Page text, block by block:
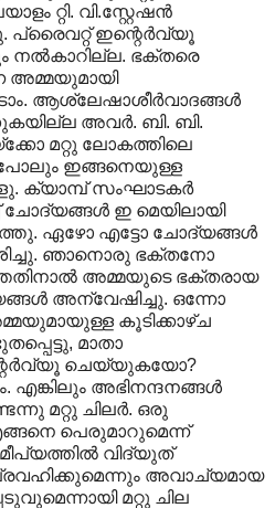
റ്റി. വി.സ്റ്റേഷന്‍
ഇന്റെര്‍വ്യൂ
നല്‍കാറില്ല. ഭക്തരെ
അമ്മയുമായി
ആശ്ലേഷാശീര്‍വാദങ്ങള്‍
അവര്‍. ബി. ബി.
മറ്റു ലോകത്തിലെ
പോലും ഇങ്ങനെയുള്ള
ക്യാമ്പ് സംഘാടകര്‍
ഇ മെയിലായി
ഏഴോ എട്ടോ ചോദ്യങ്ങള്‍
ഞാനൊരു ഭക്തനോ
അമ്മയുടെ ഭക്തരായ
അന്വേഷിച്ചു. ഒന്നോ
കൂടിക്കാഴ്ച
മാതാ
ചെയ്യുകയോ?
എങ്കിലും അഭിനന്ദനങ്ങള്‍
മറ്റു ചിലര്‍. ഒരു
പെരുമാറുമെന്ന്
വിദ്യുത്
അവാച്യമായ
മറ്റു ചില